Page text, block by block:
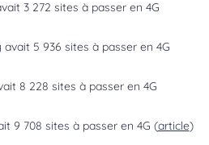
3 272 sites à passer en 4G
avait 5 936 sites à passer en 4G
8 228 sites à passer en 4G
9 708 sites à passer en 4G (article)